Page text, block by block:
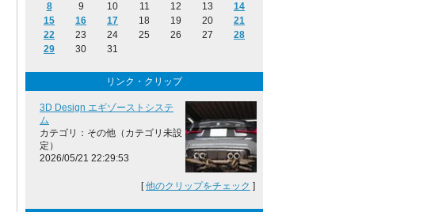
8
9 10 11 12 13
14
15
16 17 18 19 20
21
22
23 24 25 26 27
28
29
30 31
リンク・クリップ
3D Design エギゾーストシステ
ム
カテゴリ：その他（カテゴリ未設
定）
2026/05/21 22:29:53
[他のクリップをチェック ]